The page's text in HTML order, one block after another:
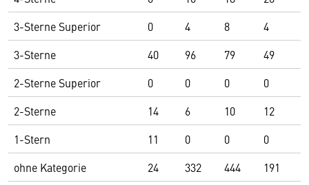
3-Sterne Superior
0 4 8 4
3-Sterne
40 96 79 49
2-Sterne Superior
0 0 0 0
2-Sterne
14 6 10 12
1-Stern
11 0 0 0
ohne Kategorie
24 332 444 191